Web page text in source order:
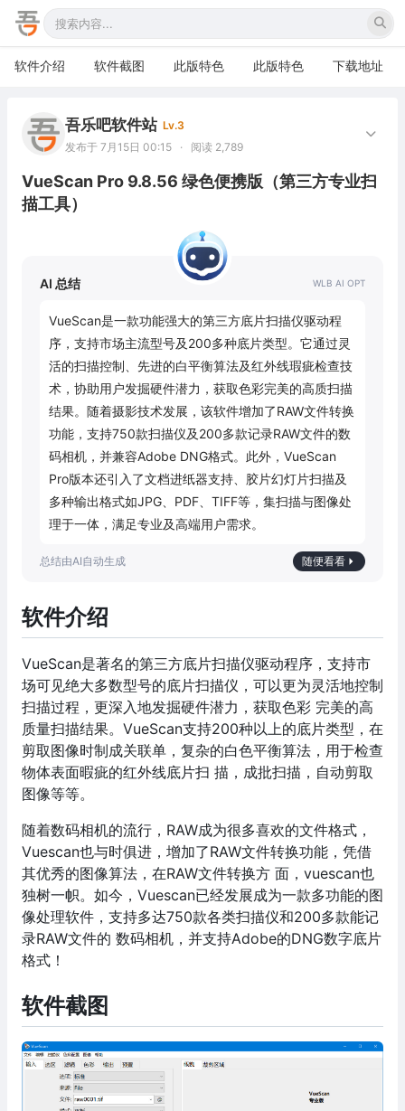
软件介绍 软件截图 此版特色 此版特色 下载地址
吾乐吧软件站 Lv.3
发布于 7月15日 00:15
· 阅读 2,789
VueScan Pro 9.8.56 绿色便携版（第三方专业扫
描工具）
AI 总结
VueScan是一款功能强大的第三方底片扫描仪驱动程
序，支持市场主流型号及200多种底片类型。它通过灵
活的扫描控制、先进的白平衡算法及红外线瑕疵检查技
术，协助用户发掘硬件潜力，获取色彩完美的高质扫描
结果。随着摄影技术发展，该软件增加了RAW文件转换
功能，支持750款扫描仪及200多款记录RAW文件的数
码相机，并兼容Adobe DNG格式。此外，VueScan
Pro版本还引入了文档进纸器支持、胶片幻灯片扫描及
多种输出格式如JPG、PDF、TIFF等，集扫描与图像处
理于一体，满足专业及高端用户需求。
随便看看
软件介绍
VueScan是著名的第三方底片扫描仪驱动程序，支持市
场可见绝大多数型号的底片扫描仪，可以更为灵活地控制
扫描过程，更深入地发掘硬件潜力，获取色彩 完美的高
质量扫描结果。VueScan支持200种以上的底片类型，在
剪取图像时制成关联单，复杂的白色平衡算法，用于检查
物体表面暇疵的红外线底片扫 描，成批扫描，自动剪取
图像等等。
随着数码相机的流行，RAW成为很多喜欢的文件格式，
Vuescan也与时俱进，增加了RAW文件转换功能，凭借
其优秀的图像算法，在RAW文件转换方 面，vuescan也
独树一帜。如今，Vuescan已经发展成为一款多功能的图
像处理软件，支持多达750款各类扫描仪和200多款能记
录RAW文件的 数码相机，并支持Adobe的DNG数字底片
格式！
软件截图